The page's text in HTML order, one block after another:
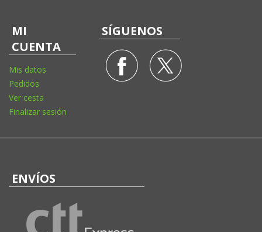
MI
CUENTA
Mis datos
Pedidos
Ver cesta
Finalizar sesión
SÍGUENOS
ENVÍOS